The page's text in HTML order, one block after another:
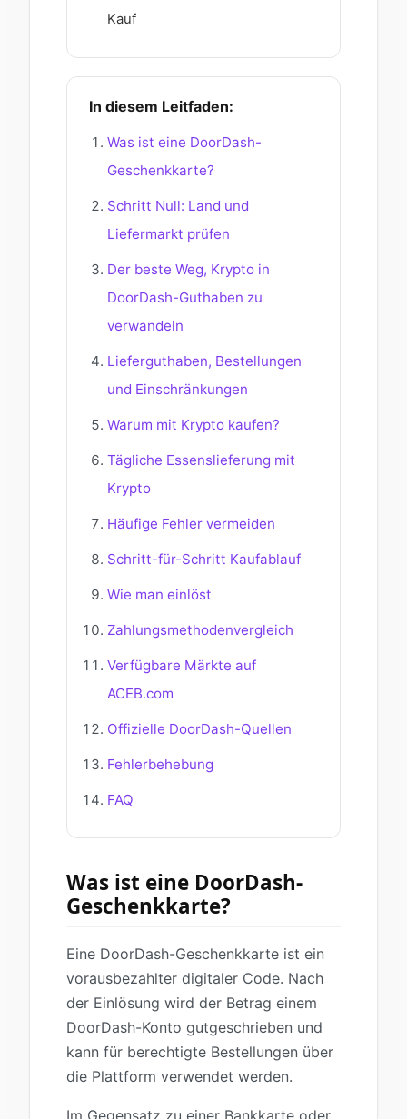
Kauf
In diesem Leitfaden:
Was ist eine DoorDash-
Geschenkkarte?
Schritt Null: Land und
Liefermarkt prüfen
Der beste Weg, Krypto in
DoorDash-Guthaben zu
verwandeln
Lieferguthaben, Bestellungen
und Einschränkungen
Warum mit Krypto kaufen?
Tägliche Essenslieferung mit
Krypto
Häufige Fehler vermeiden
Schritt-für-Schritt Kaufablauf
Wie man einlöst
Zahlungsmethodenvergleich
Verfügbare Märkte auf
ACEB.com
Offizielle DoorDash-Quellen
Fehlerbehebung
FAQ
Was ist eine DoorDash-
Geschenkkarte?
Eine DoorDash-Geschenkkarte ist ein
vorausbezahlter digitaler Code. Nach
der Einlösung wird der Betrag einem
DoorDash-Konto gutgeschrieben und
kann für berechtigte Bestellungen über
die Plattform verwendet werden.
Im Gegensatz zu einer Bankkarte oder